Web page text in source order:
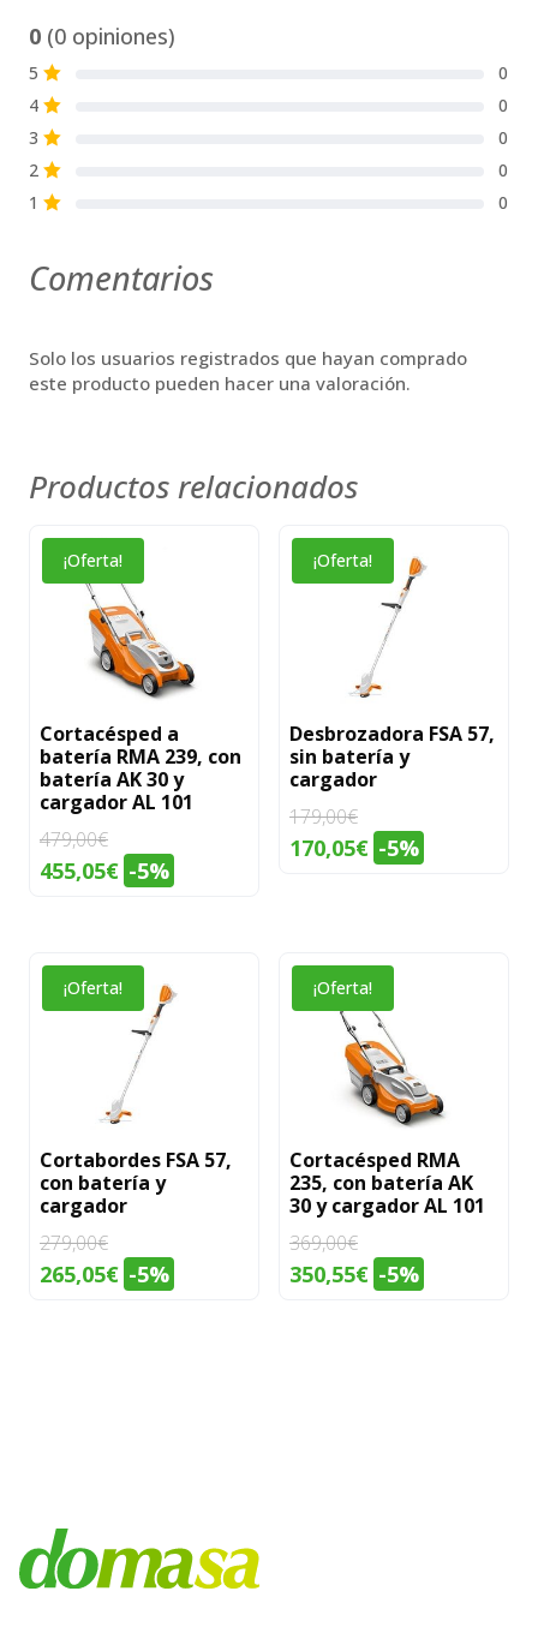
0 (0 opiniones)
5 S
0
4 S
0
3 S
0
2 S
0
1 S 0
Comentarios
Solo los usuarios registrados que hayan comprado
este producto pueden hacer una valoración.
Productos relacionados
¡Oferta!
Cortacésped a
batería RMA 239, con
batería AK 30 y
cargador AL 101
479,00€
El
era:
479,00€.
455,05€El
es:
455,05€.
-5%
¡Oferta!
Desbrozadora FSA 57,
sin batería y
cargador
179,00€
El
179,00€.
170,05€El
170,05€.
-5%
¡Oferta!
Cortabordes FSA 57,
con batería y
cargador
279,00€
El
265,05€El-5%
¡Oferta!
Cortacésped RMA
235, con batería AK
30 y cargador AL 101
369,00€
El
350,55€El-5%